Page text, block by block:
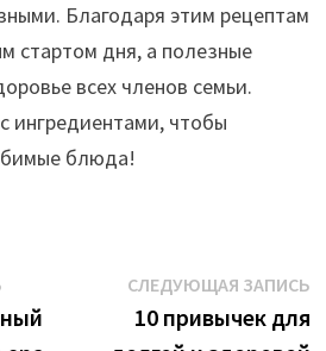
Благодаря этим рецептам
стартом дня, а полезные
всех членов семьи.
ингредиентами, чтобы
блюда!
Предыдущая
запись:
СЛЕДУЮЩАЯ ЗАПИСЬ
10 привычек для